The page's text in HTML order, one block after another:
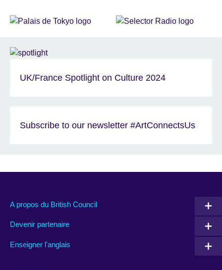
UK/France Spotlight on Culture 2024
Subscribe to our newsletter #ArtConnectsUs
A propos du British Council
Devenir partenaire
Enseigner l'anglais